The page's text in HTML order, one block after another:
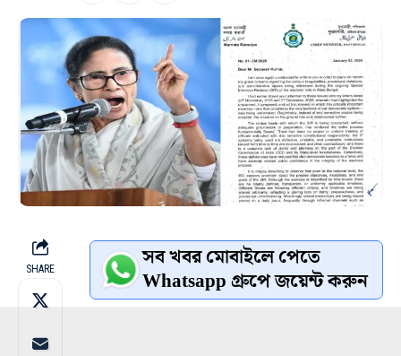
SHARE সব খবর মোবাইলে পেতে
Whatsapp গ্রুপে জয়েন্ট করুন